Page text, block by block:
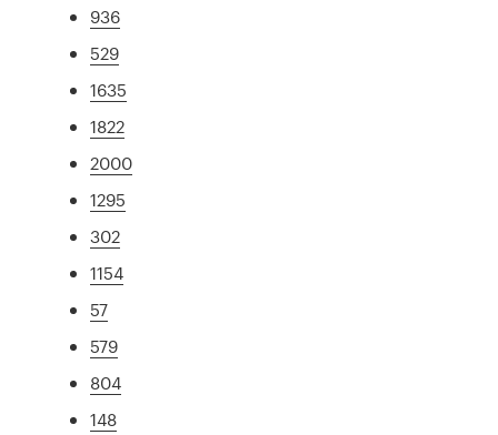
936
529
1635
1822
2000
1295
302
1154
57
579
804
148